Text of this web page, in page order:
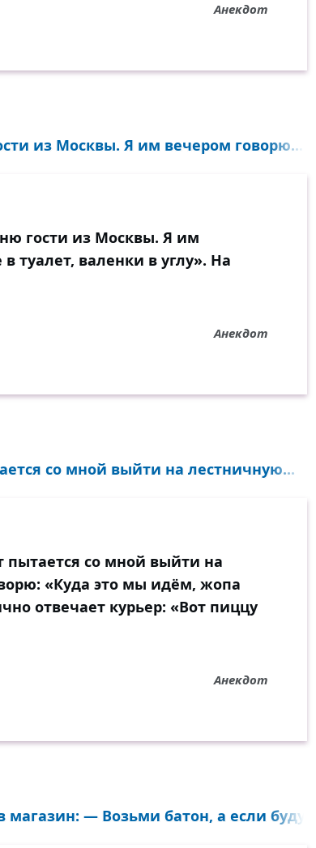
Анекдот
из Москвы. Я им вечером говорю...
гости из Москвы. Я им
туалет, валенки в углу». На
Анекдот
со мной выйти на лестничную...
пытается со мной выйти на
«Куда это мы идём, жопа
отвечает курьер: «Вот пиццу
Анекдот
— Возьми батон, а если будут...